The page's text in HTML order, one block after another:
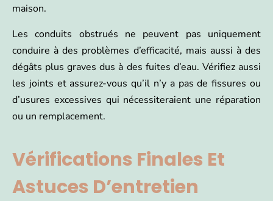
maison.
Les conduits obstrués ne peuvent pas uniquement
conduire à des problèmes d’efficacité, mais aussi à des
dégâts plus graves dus à des fuites d’eau. Vérifiez aussi
les joints et assurez-vous qu’il n’y a pas de fissures ou
d’usures excessives qui nécessiteraient une réparation
ou un remplacement.
Vérifications Finales Et
Astuces D’entretien